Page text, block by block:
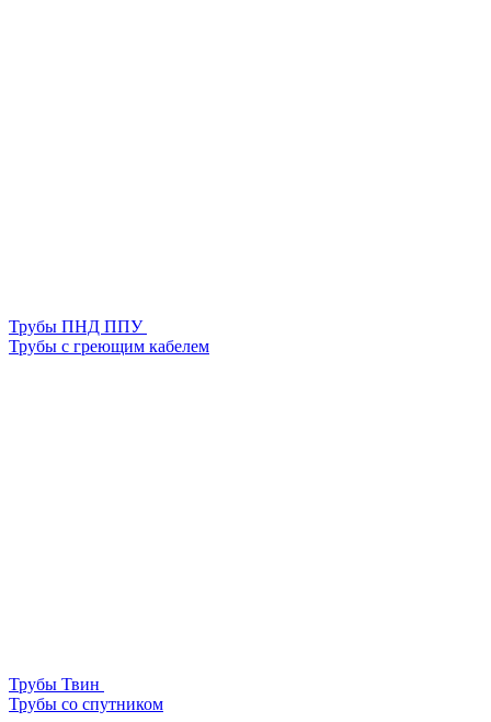
Трубы ПНД ППУ
Трубы с греющим кабелем
Трубы Твин
Трубы со спутником